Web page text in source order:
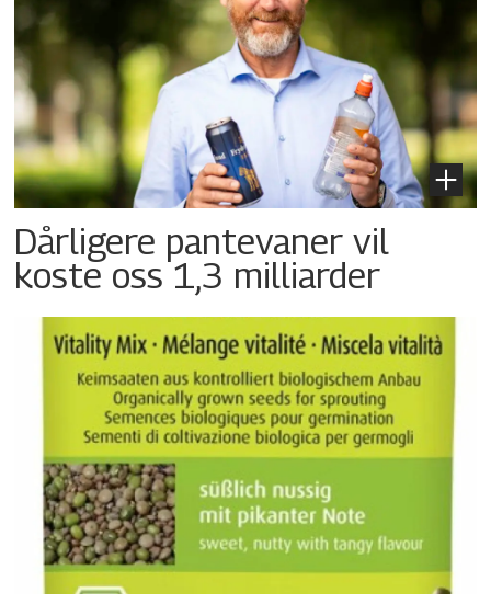
Dårligere pantevaner vil
koste oss 1,3 milliarder